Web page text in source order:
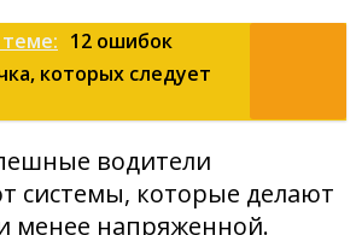
12 ошибок
которых следует
водители
системы, которые делают
менее напряженной.